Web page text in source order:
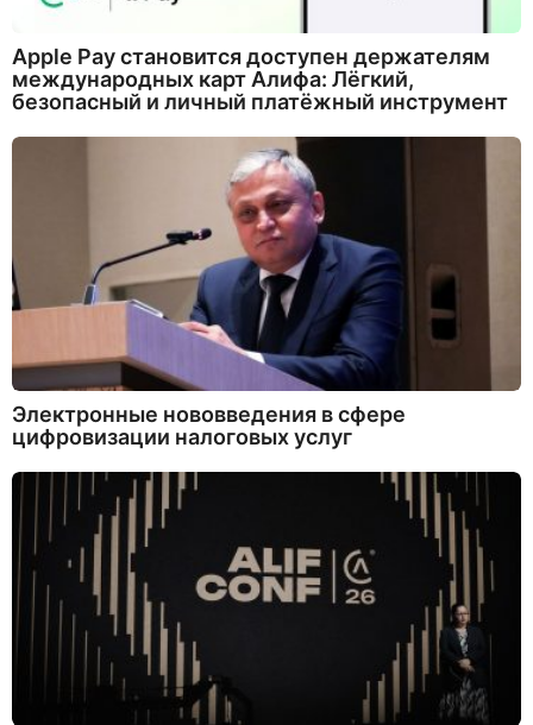
Apple Pay становится доступен держателям
международных карт Алифа: Лёгкий,
безопасный и личный платёжный инструмент
Электронные нововведения в сфере
цифровизации налоговых услуг